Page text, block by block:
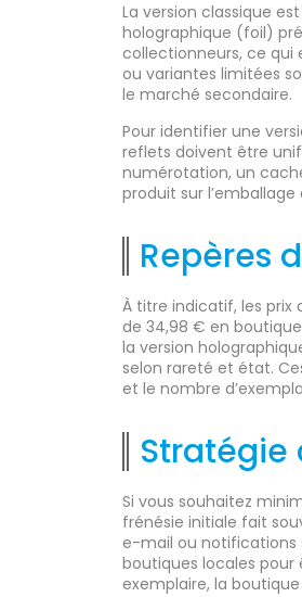
La version classique
holographique (foil)
collectionneurs, ce qui
ou variantes limitées
le marché secondaire.
Pour identifier une
reflets doivent être
numérotation, un
produit sur
Repères
À titre indicatif, les prix
de 34,98 € en
la version
selon rareté et état.
et le nombre
Stratégie
Si vous souhaitez
frénésie initiale fait
e-mail ou notifications
boutiques locales pour
exemplaire, la